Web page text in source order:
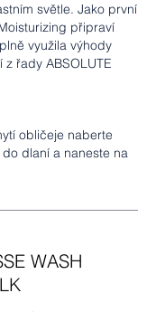
světle. Jako první
připraví
využila výhody
řady ABSOLUTE
obličeje naberte
dlaní a naneste na
WASH